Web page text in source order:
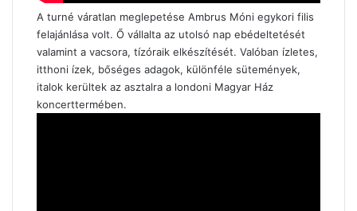
A turné váratlan meglepetése Ambrus Móni egykori filis
felajánlása volt. Ő vállalta az utolsó nap ebédeltetését
valamint a vacsora, tízóraik elkészítését. Valóban ízletes,
itthoni ízek, bőséges adagok, különféle sütemények,
italok kerültek az asztalra a londoni Magyar Ház
koncerttermében.